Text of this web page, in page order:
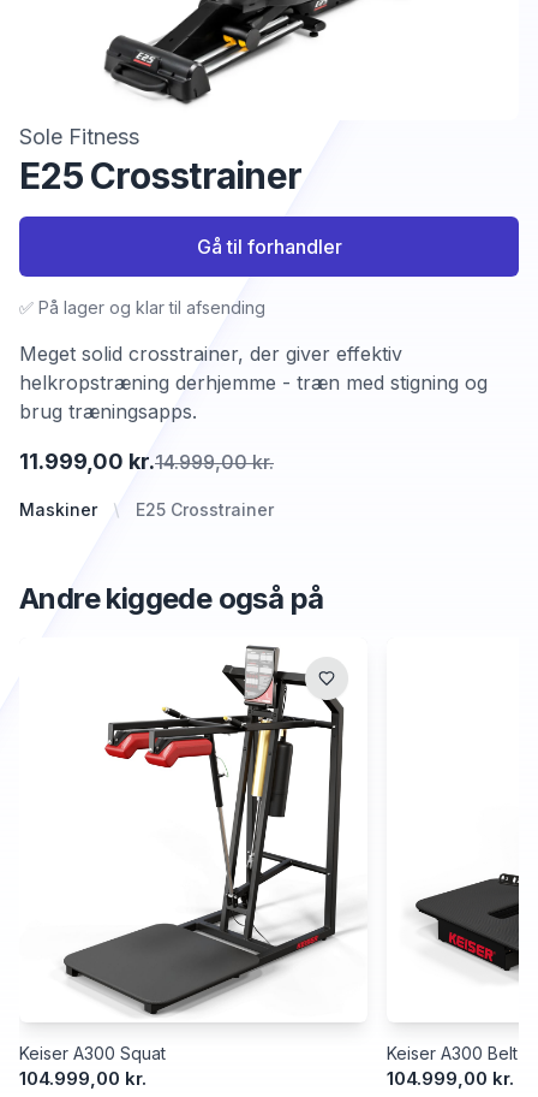
Sole Fitness
E25 Crosstrainer
Maskiner E25 Crosstrainer
11.999,00 kr.14.999,00 kr.
Meget solid crosstrainer, der giver effektiv
helkropstræning derhjemme - træn med stigning og
brug træningsapps.
✅ På lager og klar til afsending
Gå til forhandler
Andre kiggede også på
Keiser A300 Squat
104.999,00 kr.
Keiser A300 Belt
104.999,00 kr.